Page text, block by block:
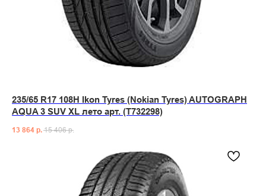
235/65 R17 108H Ikon Tyres (Nokian Tyres) AUTOGRAPH
AQUA 3 SUV XL лето арт. (T732298)
13 864 р. 15 406 р.